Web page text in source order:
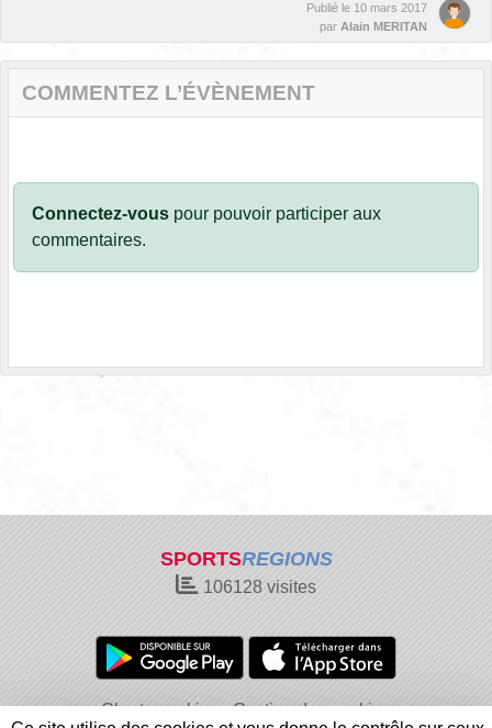
Publié le 10 mars 2017
par Alain MERITAN
COMMENTEZ L’ÉVÈNEMENT
Connectez-vous pour pouvoir participer aux
commentaires.
SPORTSREGIONS
106128 visites
Charte cookies
Gestion des cookies